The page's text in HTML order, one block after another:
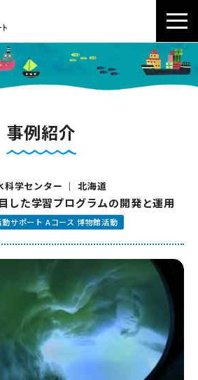
事例紹介
科学センター ｜ 北海道
した学習プログラムの開発と運用
サポート Aコース 博物館活動